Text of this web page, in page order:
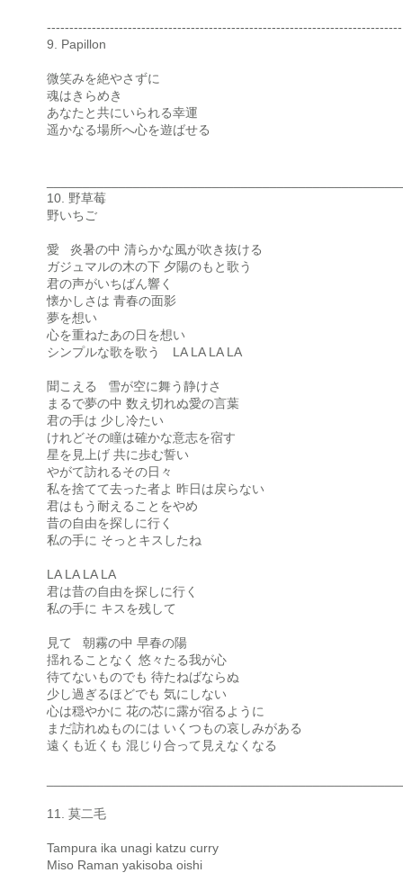
-------------------------------------------------------------------------------
9. Papillon
微笑みを絶やさずに
魂はきらめき
あなたと共にいられる幸運
遥かなる場所へ心を遊ばせる
10. 野草莓
野いちご
愛 炎暑の中 清らかな風が吹き抜ける
ガジュマルの木の下 夕陽のもと歌う
君の声がいちばん響く
懐かしさは 青春の面影
夢を想い
心を重ねたあの日を想い
シンプルな歌を歌う LA LA LA LA
聞こえる 雪が空に舞う静けさ
まるで夢の中 数え切れぬ愛の言葉
君の手は 少し冷たい
けれどその瞳は確かな意志を宿す
星を見上げ 共に歩む誓い
やがて訪れるその日々
私を捨てて去った者よ 昨日は戻らない
君はもう耐えることをやめ
昔の自由を探しに行く
私の手に そっとキスしたね
LA LA LA LA
君は昔の自由を探しに行く
私の手に キスを残して
見て 朝霧の中 早春の陽
揺れることなく 悠々たる我が心
待てないものでも 待たねばならぬ
少し過ぎるほどでも 気にしない
心は穏やかに 花の芯に露が宿るように
まだ訪れぬものには いくつもの哀しみがある
遠くも近くも 混じり合って見えなくなる
11. 莫二毛
Tampura ika unagi katzu curry
Miso Raman yakisoba oishi